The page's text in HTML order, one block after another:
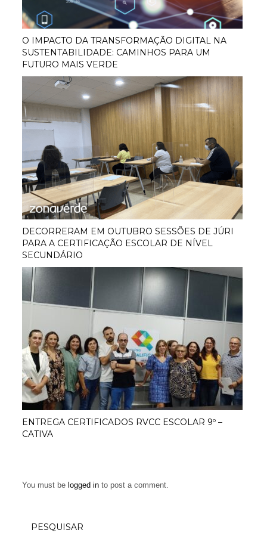
O IMPACTO DA TRANSFORMAÇÃO DIGITAL NA
SUSTENTABILIDADE: CAMINHOS PARA UM
FUTURO MAIS VERDE
DECORRERAM EM OUTUBRO SESSÕES DE JÚRI
PARA A CERTIFICAÇÃO ESCOLAR DE NÍVEL
SECUNDÁRIO
ENTREGA CERTIFICADOS RVCC ESCOLAR 9º –
CATIVA
You must be logged into post a comment.
PESQUISAR